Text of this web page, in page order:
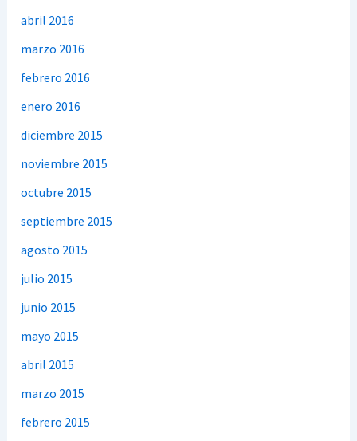
abril 2016
marzo 2016
febrero 2016
enero 2016
diciembre 2015
noviembre 2015
octubre 2015
septiembre 2015
agosto 2015
julio 2015
junio 2015
mayo 2015
abril 2015
marzo 2015
febrero 2015